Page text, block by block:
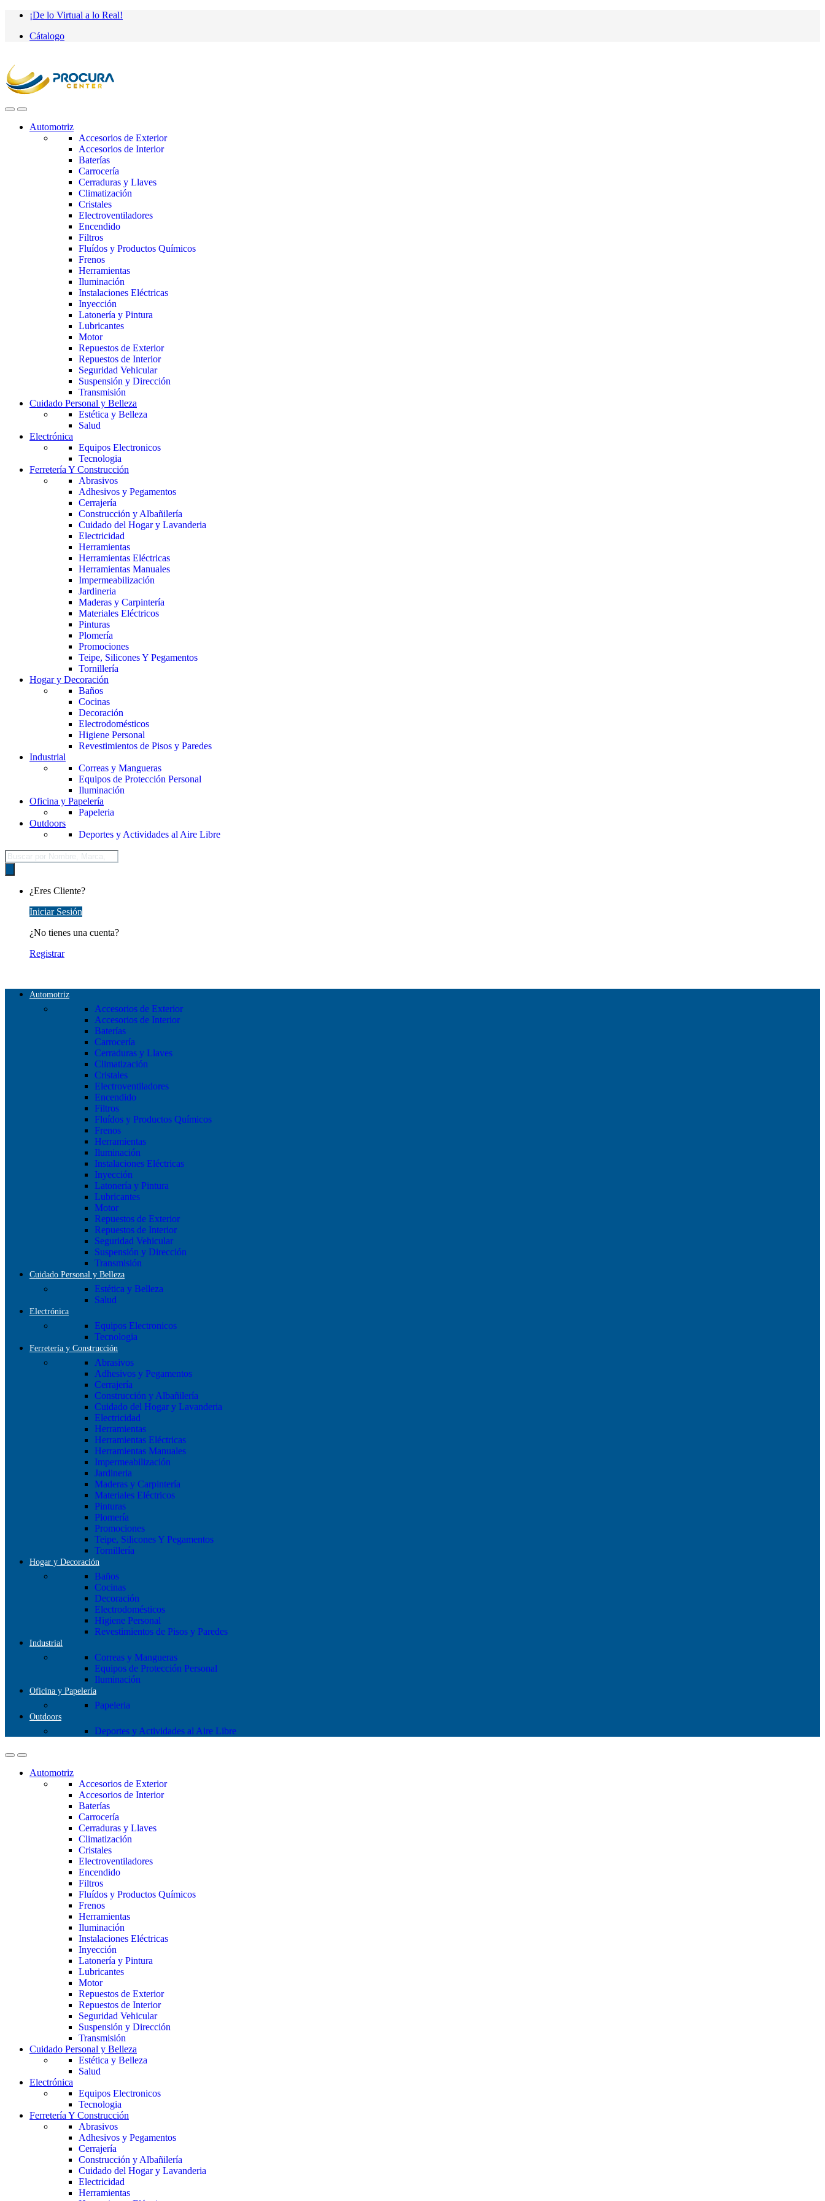
Saltar
navegación
saltar
contenido
¡De lo Virtual a lo Real!
Cátalogo
Automotriz
Accesorios de Exterior
Accesorios de Interior
Baterías
Carrocería
Cerraduras y Llaves
Climatización
Cristales
Electroventiladores
Encendido
Filtros
Fluídos y Productos Químicos
Frenos
Herramientas
Iluminación
Instalaciones Eléctricas
Inyección
Latonería y Pintura
Lubricantes
Motor
Repuestos de Exterior
Repuestos de Interior
Seguridad Vehicular
Suspensión y Dirección
Transmisión
Cuidado Personal y Belleza
Estética y Belleza
Salud
Electrónica
Equipos Electronicos
Tecnologia
Ferretería Y Construcción
Abrasivos
Adhesivos y Pegamentos
Cerrajería
Construcción y Albañilería
Cuidado del Hogar y Lavanderia
Electricidad
Herramientas
Herramientas Eléctricas
Herramientas Manuales
Impermeabilización
Jardineria
Maderas y Carpintería
Materiales Eléctricos
Pinturas
Plomería
Promociones
Teipe, Silicones Y Pegamentos
Tornillería
Hogar y Decoración
Baños
Cocinas
Decoración
Electrodomésticos
Higiene Personal
Revestimientos de Pisos y Paredes
Industrial
Correas y Mangueras
Equipos de Protección Personal
Iluminación
Oficina y Papelería
Papeleria
Outdoors
Deportes y Actividades al Aire Libre
Búsqueda
de
productos
¿Eres Cliente?
Iniciar Sesión
¿No tienes una cuenta?
Registrar
Automotriz
Accesorios de Exterior
Accesorios de Interior
Baterías
Carrocería
Cerraduras y Llaves
Climatización
Cristales
Electroventiladores
Encendido
Filtros
Fluídos y Productos Químicos
Frenos
Herramientas
Iluminación
Instalaciones Eléctricas
Inyección
Latonería y Pintura
Lubricantes
Motor
Repuestos de Exterior
Repuestos de Interior
Seguridad Vehicular
Suspensión y Dirección
Transmisión
Cuidado Personal y Belleza
Estética y Belleza
Salud
Electrónica
Equipos Electronicos
Tecnologia
Ferretería y Construcción
Abrasivos
Adhesivos y Pegamentos
Cerrajería
Construcción y Albañilería
Cuidado del Hogar y Lavanderia
Electricidad
Herramientas
Herramientas Eléctricas
Herramientas Manuales
Impermeabilización
Jardineria
Maderas y Carpintería
Materiales Eléctricos
Pinturas
Plomería
Promociones
Teipe, Silicones Y Pegamentos
Tornillería
Hogar y Decoración
Baños
Cocinas
Decoración
Electrodomésticos
Higiene Personal
Revestimientos de Pisos y Paredes
Industrial
Correas y Mangueras
Equipos de Protección Personal
Iluminación
Oficina y Papelería
Papeleria
Outdoors
Deportes y Actividades al Aire Libre
Automotriz
Accesorios de Exterior
Accesorios de Interior
Baterías
Carrocería
Cerraduras y Llaves
Climatización
Cristales
Electroventiladores
Encendido
Filtros
Fluídos y Productos Químicos
Frenos
Herramientas
Iluminación
Instalaciones Eléctricas
Inyección
Latonería y Pintura
Lubricantes
Motor
Repuestos de Exterior
Repuestos de Interior
Seguridad Vehicular
Suspensión y Dirección
Transmisión
Cuidado Personal y Belleza
Estética y Belleza
Salud
Electrónica
Equipos Electronicos
Tecnologia
Ferretería Y Construcción
Abrasivos
Adhesivos y Pegamentos
Cerrajería
Construcción y Albañilería
Cuidado del Hogar y Lavanderia
Electricidad
Herramientas